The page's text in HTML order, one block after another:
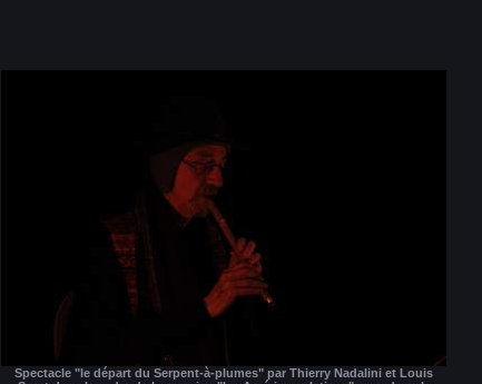
Spectacle "le départ du Serpent-à-plumes" par Thierry Nadalini et Louis